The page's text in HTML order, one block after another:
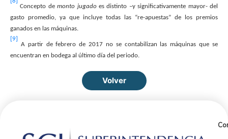
Concepto demonto jugadoes distinto –y significativamente mayor- del
gasto promedio, ya que incluye todas las “re-apuestas” de los premios
ganados en las máquinas.
[9]
A partir de febrero de 2017 no se contabilizan las máquinas que se
encuentran en bodega al último día del periodo.
Volver